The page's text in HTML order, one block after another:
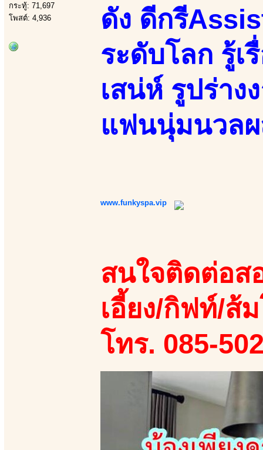
กระทู้: 71,697
โพสต์: 4,936
ดัง ดีกรี
ระดับโลก รู้เ
เสน่ห์ รูปร่าง
แฟนนุ่มนวลผ
www.funkyspa.vip
สนใจติดต่อส
เอี้ยง/กิฟท์/ส้
โทร. 085-